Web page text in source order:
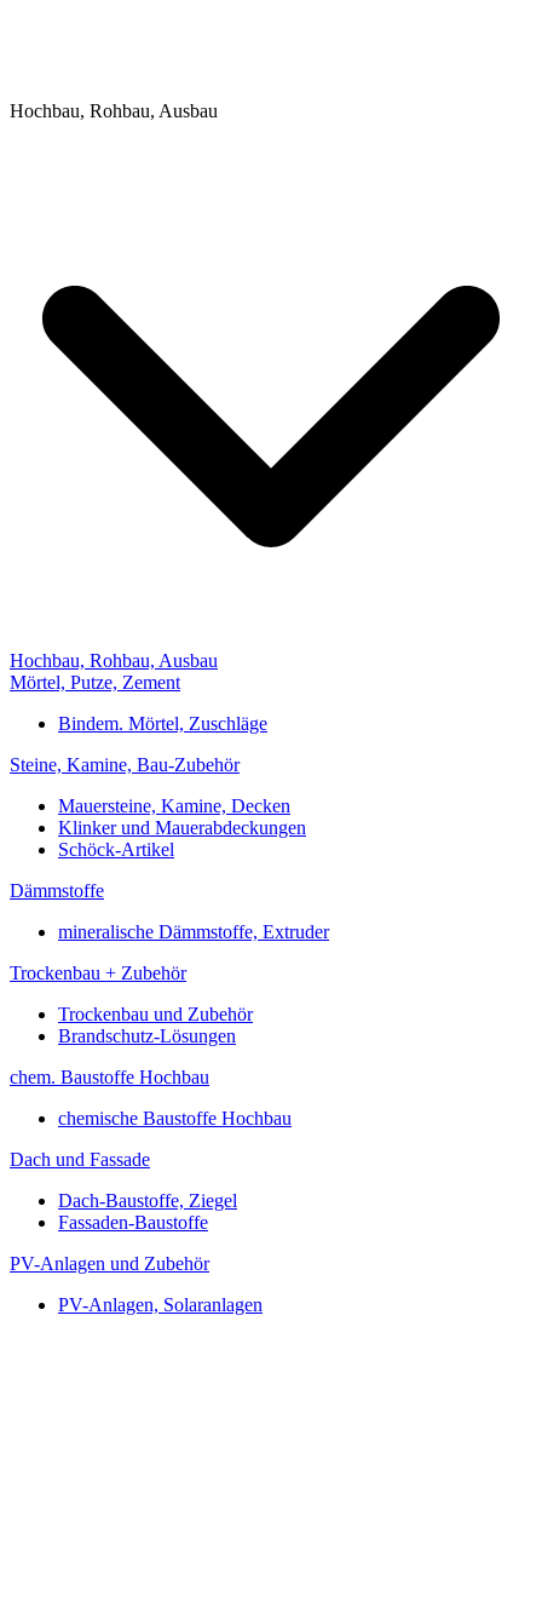
Hochbau, Rohbau, Ausbau
Hochbau, Rohbau, Ausbau
Mörtel, Putze, Zement
Bindem. Mörtel, Zuschläge
Steine, Kamine, Bau-Zubehör
Mauersteine, Kamine, Decken
Klinker und Mauerabdeckungen
Schöck-Artikel
Dämmstoffe
mineralische Dämmstoffe, Extruder
Trockenbau + Zubehör
Trockenbau und Zubehör
Brandschutz-Lösungen
chem. Baustoffe Hochbau
chemische Baustoffe Hochbau
Dach und Fassade
Dach-Baustoffe, Ziegel
Fassaden-Baustoffe
PV-Anlagen und Zubehör
PV-Anlagen, Solaranlagen